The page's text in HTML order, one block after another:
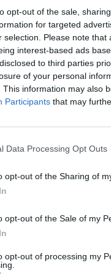
opt-out of the sale,
for targeted
selection. Please note
interest-based ads
to third parties
of your personal
This information may also
Participants that may
Data Processing Opt Outs
opt-out of the Sharing of
opt-out of the Sale of my
opt-out of processing my
az
Kötvény
IFR
állam által
korábban megszerezte
összhangban van a
és a kérelemben